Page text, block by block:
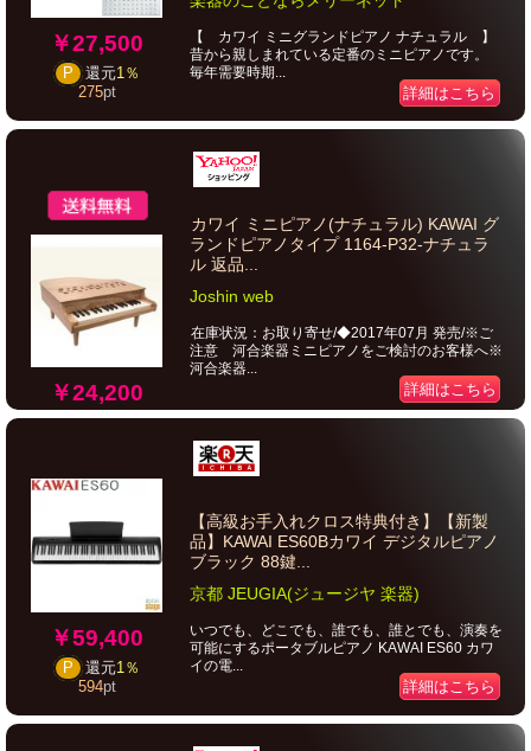
￥27,500
P 還元1％
275pt
【 カワイ ミニグランドピアノ ナチュラル 】
昔から親しまれている定番のミニピアノです。
毎年需要時期...
詳細はこちら
￥24,200
カワイ ミニピアノ(ナチュラル) KAWAI グ
ランドピアノタイプ 1164-P32-ナチュラ
ル 返品...
Joshin web
在庫状況：お取り寄せ/◆2017年07月 発売/※ご
注意 河合楽器ミニピアノをご検討のお客様へ※
河合楽器...
詳細はこちら
￥59,400
P 還元1％
594pt
【高級お手入れクロス特典付き】【新製
品】KAWAI ES60Bカワイ デジタルピアノ
ブラック 88鍵...
京都 JEUGIA(ジュージヤ 楽器)
いつでも、どこでも、誰でも、誰とでも、演奏を
可能にするポータブルピアノ KAWAI ES60 カワ
イの電...
詳細はこちら